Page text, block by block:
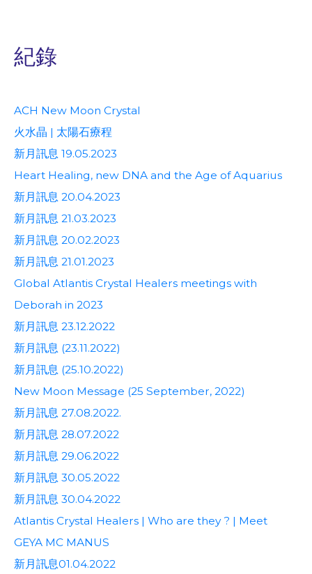
紀錄
ACH New Moon Crystal
火水晶 | 太陽石療程
新月訊息 19.05.2023
Heart Healing, new DNA and the Age of Aquarius
新月訊息 20.04.2023
新月訊息 21.03.2023
新月訊息 20.02.2023
新月訊息 21.01.2023
Global Atlantis Crystal Healers meetings with
Deborah in 2023
新月訊息 23.12.2022
新月訊息 (23.11.2022)
新月訊息 (25.10.2022)
New Moon Message (25 September, 2022)
新月訊息 27.08.2022.
新月訊息 28.07.2022
新月訊息 29.06.2022
新月訊息 30.05.2022
新月訊息 30.04.2022
Atlantis Crystal Healers | Who are they ? | Meet
GEYA MC MANUS
新月訊息01.04.2022